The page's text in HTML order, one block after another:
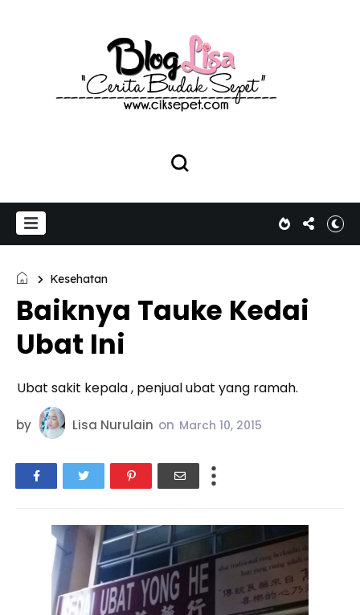
Kesehatan
Baiknya Tauke Kedai
Ubat Ini
Ubat sakit kepala , penjual ubat yang ramah.
by Lisa Nurulain on March 10, 2015